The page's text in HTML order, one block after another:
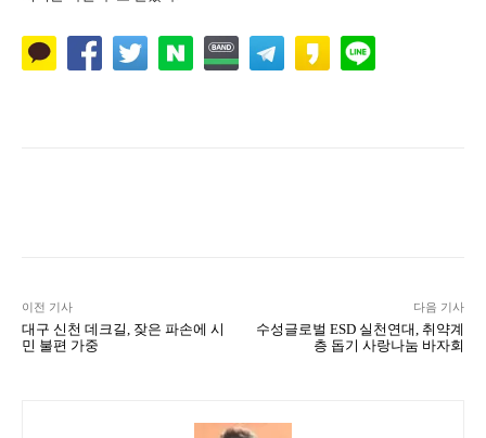
이전 기사
대구 신천 데크길, 잦은 파손에 시
민 불편 가중
다음 기사
수성글로벌 ESD 실천연대, 취약계
층 돕기 사랑나눔 바자회